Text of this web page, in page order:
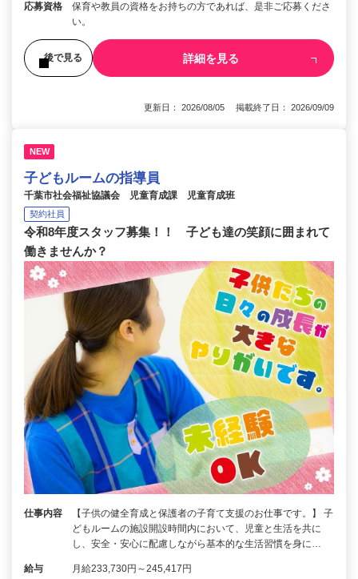
応募資格
保育や教員の資格をお持ちの方であれば、是非ご応募くださ
い。
後で見る 詳細を見る
更新日： 2026/08/05 掲載終了日： 2026/09/09
NEW
子どもルームの指導員
千葉市社会福祉協議会 児童育成課 児童育成班
契約社員
令和8年度スタッフ募集！！ 子ども達の笑顔に囲まれて
働きませんか？
仕事内容
【子供の健全育成と保護者の子育て支援のお仕事です。】 子
どもルームの施設開設時間内において、児童と生活を共に
し、安全・安心に配慮しながら基本的な生活習慣を身に…
給与 月給233,730円～245,417円